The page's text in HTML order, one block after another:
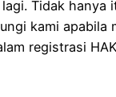
Tidak hanya
kami apabila
registrasi